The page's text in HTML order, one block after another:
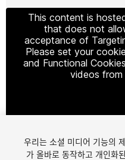
This content is
that does not
acceptance of
Please set your
and Functional
videos from
우리는 소셜 미디어 기능의
가 올바로 동작하고 개인화